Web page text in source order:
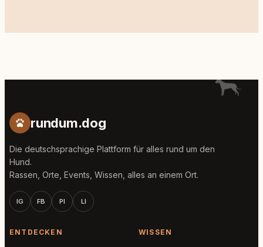
rundum.dog
Die deutschsprachige Plattform für alles rund um den
Hund.
Rassen, Orte, Events, Wissen, alles an einem Ort.
IG FB PI LI
ENTDECKEN WISSEN